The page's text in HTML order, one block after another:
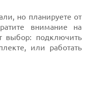
но планируете от
внимание на
выбор: подключить
или работать